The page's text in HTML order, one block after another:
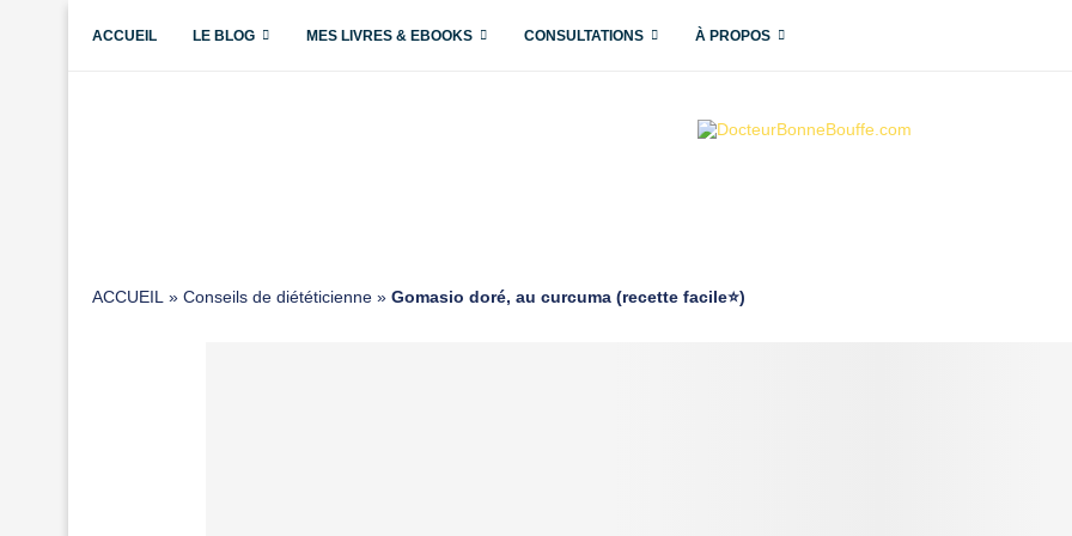
ACCUEIL LE BLOG MES LIVRES & EBOOKS CONSULTATIONS À PROPOS
ACCUEIL » Conseils de diététicienne » Gomasio doré, au curcuma (recette facile⭐)